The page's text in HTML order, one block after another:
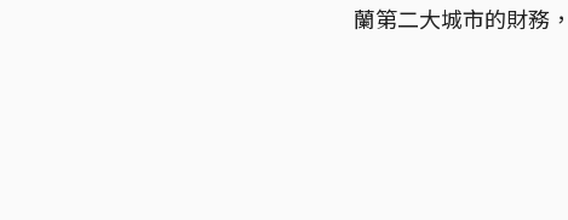
蘭第二大城市的財務